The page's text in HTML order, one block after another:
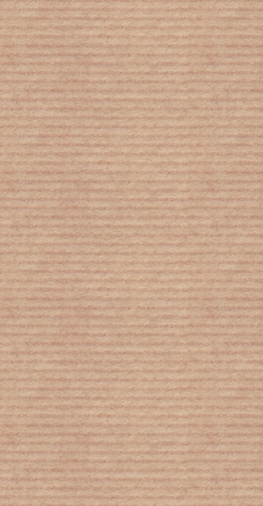
ΠΟΥ: Η πανδημία επιταχύνεται,
απέχει πολύ από το τέλος της
Οι πάγοι που λιώνουν στη Γροιλανδία
μπορούν να βυθίσουν τις ΗΠΑ